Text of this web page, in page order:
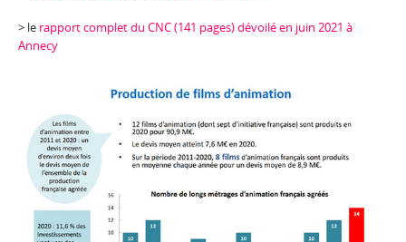
> le rapport complet du CNC (141 pages) dévoilé en juin 2021 à
Annecy